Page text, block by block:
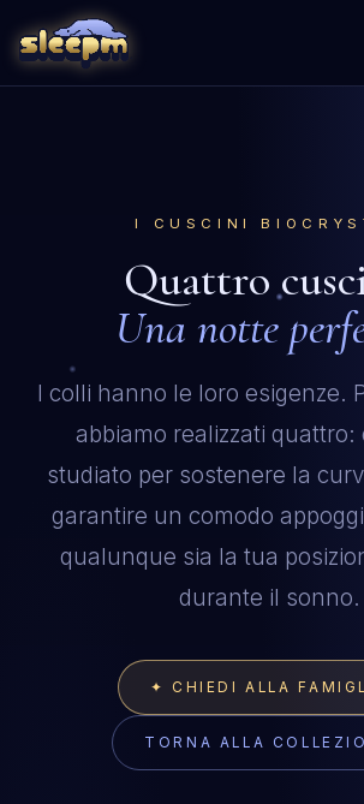
I CUSCINI
Quattro
Una notte
I colli hanno le loro esigenze.
abbiamo realizzati quattro:
studiato per sostenere la
garantire un comodo
qualunque sia la tua
durante il sonno.
✦ CHIEDI ALLA
TORNA ALLA